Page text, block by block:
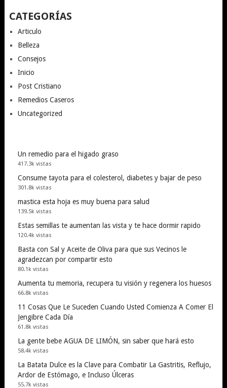
CATEGORÍAS
Articulo
Belleza
Consejos
Inicio
Post Cristiano
Remedios Caseros
Uncategorized
Un remedio para el higado graso
417.3k vistas
Consume tayota para el colesterol, diabetes y bajar de peso
301.8k vistas
mastica esta hoja es muy buena para salud
139.5k vistas
Estas semillas te aumentan las vista y te hace dormir rapido
120.4k vistas
Basta con Sal y Aceite de Oliva para que sus Vecinos le
agradezcan por compartir esto
80.1k vistas
Aumenta tu memoria, recupera tu visión y regenera los huesos
66.8k vistas
11 Cosas Que Le Suceden Cuando Usted Comienza A Comer El
Jengibre Cada Día
61.8k vistas
La gente bebe AGUA DE LIMÓN, sin saber que hará esto
58.4k vistas
La Batata Dulce es la Clave para Combatir La Gastritis, Reflujo,
Ardor de Estómago, e Incluso Úlceras
55.7k vistas